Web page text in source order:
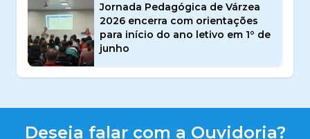
Jornada Pedagógica de Várzea
2026 encerra com orientações
para início do ano letivo em 1º de
junho
Deseja falar com a Ouvidoria?